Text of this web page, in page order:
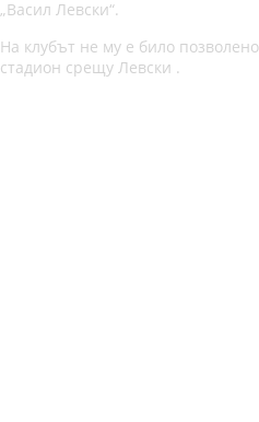
„Васил Левски“.
На клубът не му е било
стадион срещу Левски .